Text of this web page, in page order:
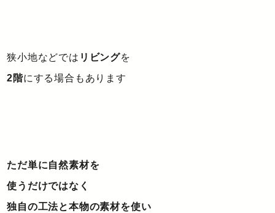
狭小地などでは リビングを
2階にする場合もあります
ただ単に自然素材を
使うだけではなく
独自の工法と本物の素材を使い